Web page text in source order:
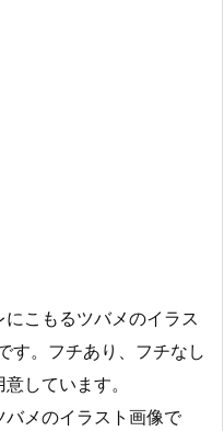
こもるツバメのイラス
す。フチあり、フチなし
しています。
バメのイラスト画像で